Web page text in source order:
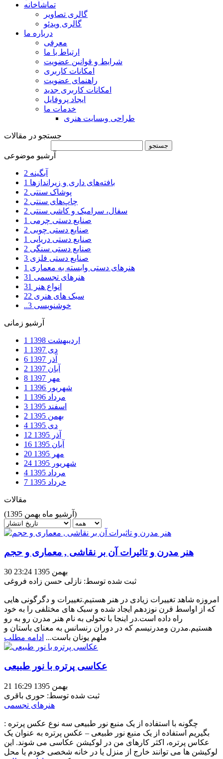
تماشاخانه
گالری تصاویر
گالری ویدئو
درباره ما
معرفی
ارتباط با ما
شرایط و قوانین عضویت
امکانات کاربری
راهنمای عضویت
امکانات کاربری جدید
ایجاد پروفایل
خدمات ما
طراحی وبسایت هنری
جستجو در مقالات
آرشیو موضوعی
آبگینه 2
بافته‌های داری و زیراندازها 1
پوشاک سنتی 2
چاپ‌های سنتی 2
سفال، سرامیک و کاشی سنتی 2
صنایع دستی چرمی 1
صنایع دستی چوبی 2
صنایع دستی دریایی 1
صنایع دستی سنگی 2
صنایع دستی فلزی 3
هنرهای دستی وابسته به معماری 1
هنرهای تجسمی 31
انواع هنر
31
سبک های هنری 22
..خوشنویسی 3
آرشیو زمانی
اردیبهشت 1398
1
دی 1397
1
آذر 1397
6
آبان 1397
2
مهر 1397
8
شهریور 1396
1
مرداد 1396
1
اسفند 1395
3
بهمن 1395
2
دی 1395
4
آذر 1395
12
آبان 1395
16
مهر 1395
20
شهریور 1395
24
مرداد 1395
4
خرداد 1395
7
مقالات
(آرشیو ماه بهمن 1395)
هنر مدرن و تاثیرات آن بر نقاشی , معماری و حجم
30 بهمن 1395 23:24
ثبت شده توسط: نازلی حسن زاده فروغی
امروزه شاهد تغییرات زیادی در هنر هستیم.تغییرات و دگرگونی هایی
که از اواسط قرن نوزدهم ایجاد شده و سبک های مختلفی را به خود
راه داده است.در اینجا با تحولی به نام هنر مدرن رو به رو
هستیم.مدرن ومدرنیسم که در دوران رنسانس به معنای باستان و
ملهم یونان باست... ادامه مطلب
عکاسی پرتره با نور طبیعی
21 بهمن 1395 16:29
ثبت شده توسط: حوری باقری
هنرهای تجسمی
: چگونه با استفاده از یک منبع نور طبیعی سه نوع عکس پرتره
بگیریم استفاده از یک منبع نور طبیعی – عکس پرتره به عنوان یک
عکاس پرتره، اکثر کارهای من در لوکیشن عکاسی می شوند. این
لوکیشن ها می توانند خارج از منزل یا در خانه شخصی خودم یا محل